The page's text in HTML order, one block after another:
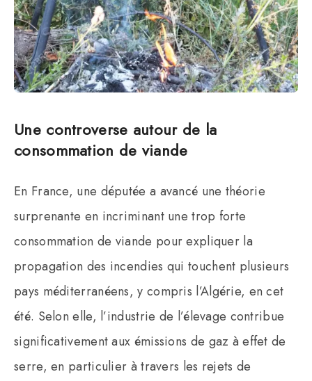
Une controverse autour de la
consommation de viande
En France, une députée a avancé une théorie
surprenante en incriminant une trop forte
consommation de viande pour expliquer la
propagation des incendies qui touchent plusieurs
pays méditerranéens, y compris l’Algérie, en cet
été. Selon elle, l’industrie de l’élevage contribue
significativement aux émissions de gaz à effet de
serre, en particulier à travers les rejets de